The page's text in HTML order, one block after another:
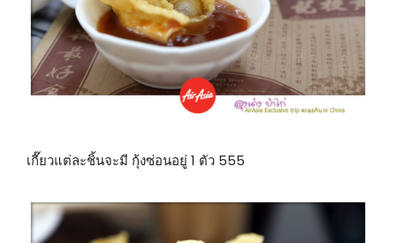
เกี๊ยวแต่ละชิ้นจะมี กุ้งซ่อนอยู่ 1 ตัว 555